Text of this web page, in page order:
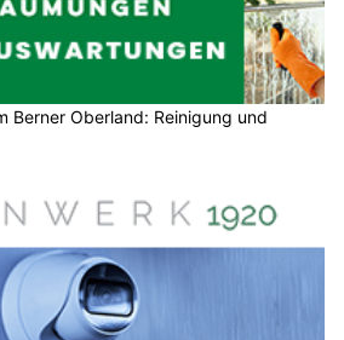
Berner Oberland: Reinigung und